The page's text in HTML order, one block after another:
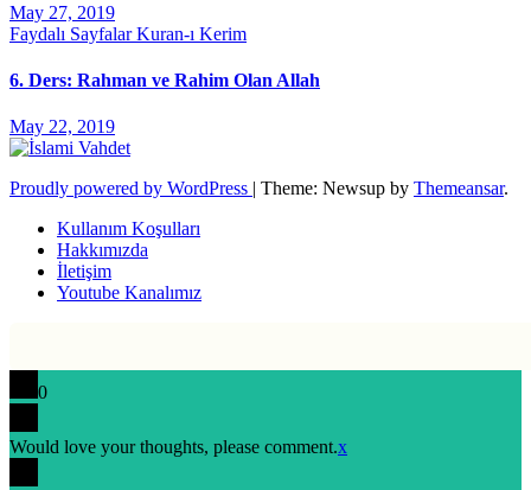
May 27, 2019
Faydalı SayfalarKuran-ı Kerim
6. Ders: Rahman ve Rahim Olan Allah
May 22, 2019
Proudly powered by WordPress Theme: Newsup by Themeansar.
Kullanım Koşulları
Hakkımızda
İletişim
Youtube Kanalımız
0
Would love your thoughts, please comment.x